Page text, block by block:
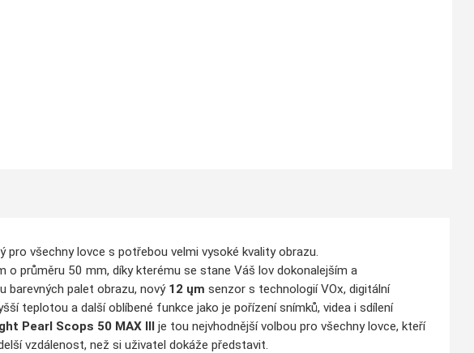
pro všechny lovce s potřebou velmi vysoké kvality obrazu.
o průměru 50 mm, díky kterému se stane Váš lov dokonalejším a
barevných palet obrazu, nový 12 ųm senzor s technologií VOx, digitální
teplotou a další oblíbené funkcejako je pořízení snímků, videa i sdílení
Pearl Scops 50 MAX III je tou nejvhodnější volbou pro všechny lovce, kteří
vzdálenost, než si uživatel dokáže představit.